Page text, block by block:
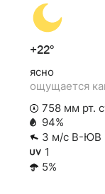
+22°
ясно
ощущается
758 мм рт.
94%
3 м/с В-ЮВ
1
5%